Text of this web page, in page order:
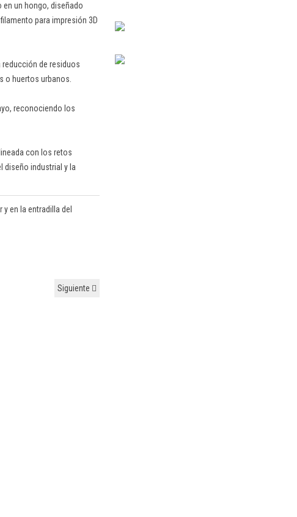
un hongo, diseñado
para impresión 3D
reducción de residuos
o huertos urbanos.
reconociendo los
con los retos
diseño industrial y la
en la entradilla del
Siguiente